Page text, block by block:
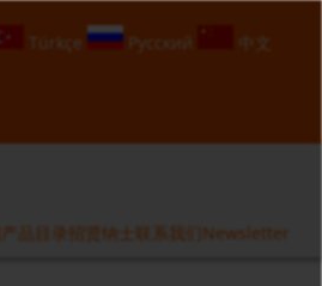
Türkçe Русский
中文
产品目录 招贤纳士 联系我们 Newsletter